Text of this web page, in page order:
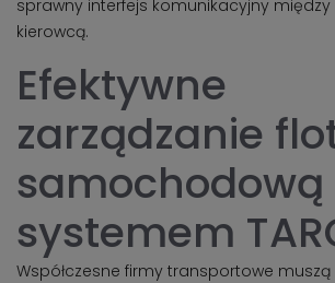
sprawny interfejs komunikacyjny
kierowcą.
Efektywne
zarządzanie
samochodową
systemem
Współczesne firmy transportowe